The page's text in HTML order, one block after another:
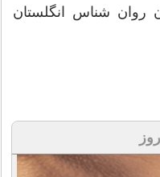
روان شناس انگلستان